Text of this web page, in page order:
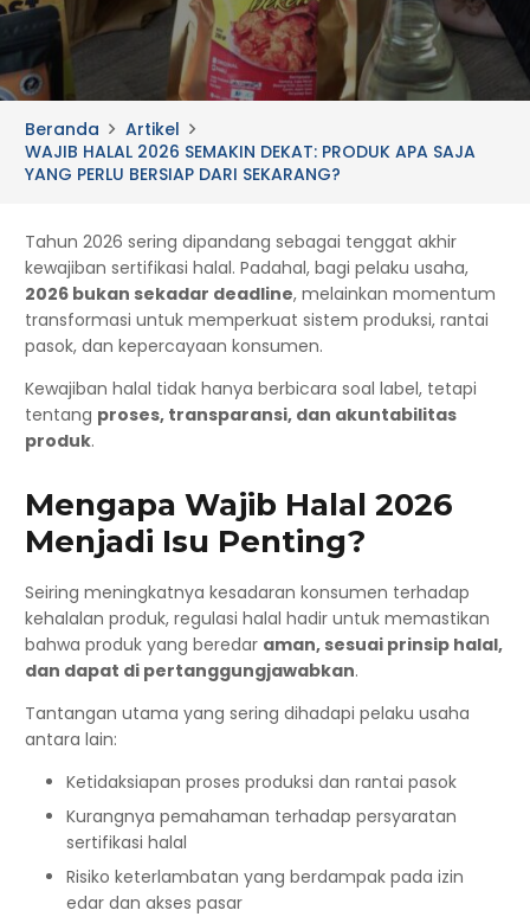
Beranda
Artikel
WAJIB HALAL 2026 SEMAKIN DEKAT: PRODUK APA SAJA
YANG PERLU BERSIAP DARI SEKARANG?
Tahun 2026 sering dipandang sebagai tenggat akhir
kewajiban sertifikasi halal. Padahal, bagi pelaku usaha,
2026 bukan sekadar deadline, melainkan momentum
transformasi untuk memperkuat sistem produksi, rantai
pasok, dan kepercayaan konsumen.
Kewajiban halal tidak hanya berbicara soal label, tetapi
tentang proses, transparansi, dan akuntabilitas
produk.
Mengapa Wajib Halal 2026
Menjadi Isu Penting?
Seiring meningkatnya kesadaran konsumen terhadap
kehalalan produk, regulasi halal hadir untuk memastikan
bahwa produk yang beredar aman, sesuai prinsip halal,
dan dapat di pertanggungjawabkan.
Tantangan utama yang sering dihadapi pelaku usaha
antara lain:
Ketidaksiapan proses produksi dan rantai pasok
Kurangnya pemahaman terhadap persyaratan
sertifikasi halal
Risiko keterlambatan yang berdampak pada izin
edar dan akses pasar